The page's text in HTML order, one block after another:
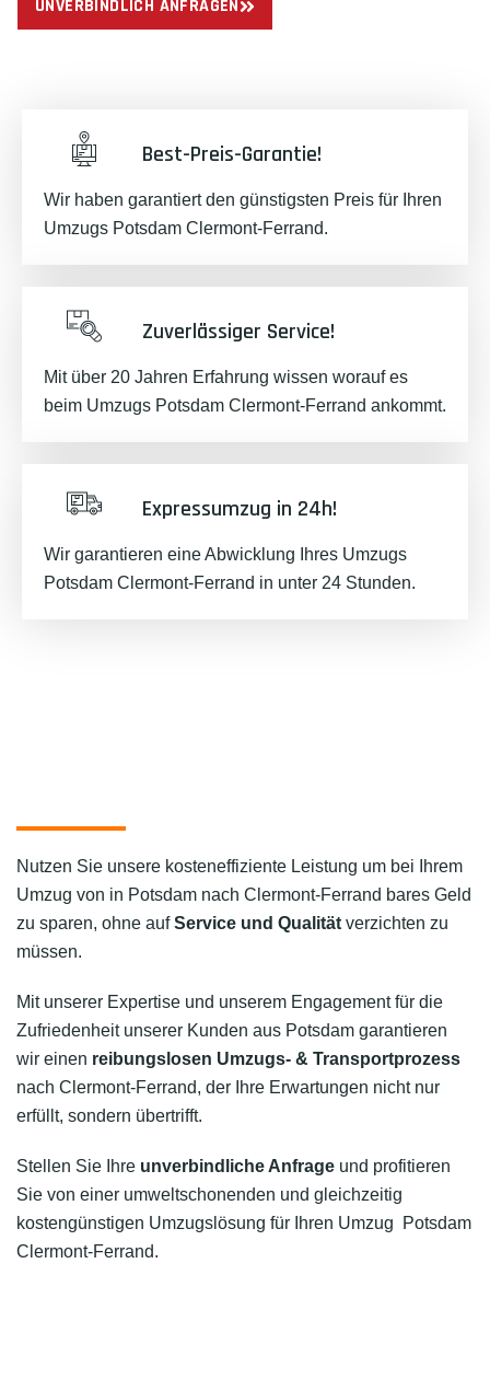
UNVERBINDLICH ANFRAGEN
Best-Preis-Garantie!
Wir haben garantiert den günstigsten Preis für Ihren
Umzugs Potsdam Clermont-Ferrand.
Zuverlässiger Service!
Mit über 20 Jahren Erfahrung wissen worauf es
beim Umzugs Potsdam Clermont-Ferrand ankommt.
Expressumzug in 24h!
Wir garantieren eine Abwicklung Ihres Umzugs
Potsdam Clermont-Ferrand in unter 24 Stunden.
Nutzen Sie unsere kosteneffiziente Leistung um bei Ihrem
Umzug von in Potsdam nach Clermont-Ferrand bares Geld
zu sparen, ohne aufService und Qualität verzichten zu
müssen.
Mit unserer Expertise und unserem Engagement für die
Zufriedenheit unserer Kunden aus Potsdam garantieren
wir einen reibungslosen Umzugs- & Transportprozess
nach Clermont-Ferrand, der Ihre Erwartungen nicht nur
erfüllt, sondern übertrifft.
Stellen Sie Ihre unverbindliche Anfrage und profitieren
Sie von einer umweltschonenden und gleichzeitig
kostengünstigen Umzugslösung für Ihren Umzug Potsdam
Clermont-Ferrand.